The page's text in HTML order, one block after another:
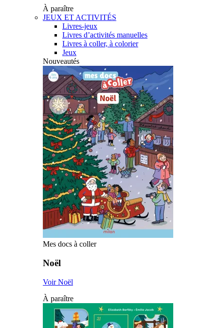
À paraître
JEUX ET ACTIVITÉS
Livres-jeux
Livres d’activités manuelles
Livres à coller, à colorier
Jeux
Nouveautés
Mes docs à coller
Noël
Voir Noël
À paraître